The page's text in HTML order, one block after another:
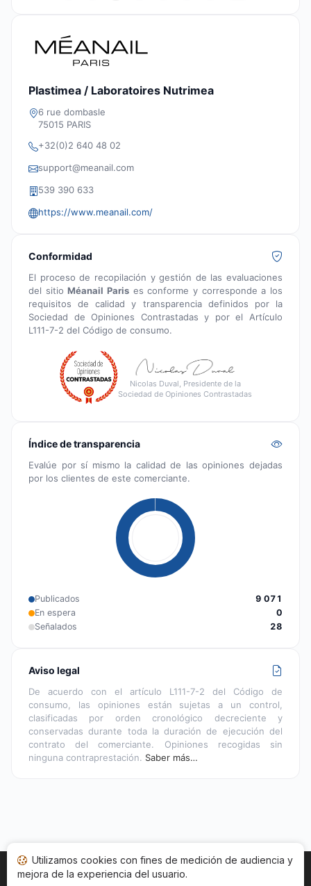
Plastimea / Laboratoires Nutrimea
6 rue dombasle
75015 PARIS
+32(0)2 640 48 02
support@meanail.com
539 390 633
https://www.meanail.com/
Conformidad
El proceso de recopilación y gestión de las evaluaciones
del sitioMéanail Paris es conforme y corresponde a los
requisitos de calidad y transparencia definidos por la
Sociedad de Opiniones Contrastadas y por el Artículo
L111-7-2 del Código de consumo.
Nicolas Duval, Presidente de la
Sociedad de Opiniones Contrastadas
Índice de transparencia
Evalúe por sí mismo la calidad de las opiniones dejadas
por los clientes de este comerciante.
Publicados
9 071
En espera
0
Señalados
28
Aviso legal
De acuerdo con el artículo L111-7-2 del Código de
consumo, las opiniones están sujetas a un control,
clasificadas por orden cronológico decreciente y
conservadas durante toda la duración de ejecución del
contrato del comerciante. Opiniones recogidas sin
ninguna contraprestación. Saber más…
Inicio Estado opiniones Categorías
Utilizamos cookies con fines de medición de audiencia y
mejora de la experiencia del usuario.